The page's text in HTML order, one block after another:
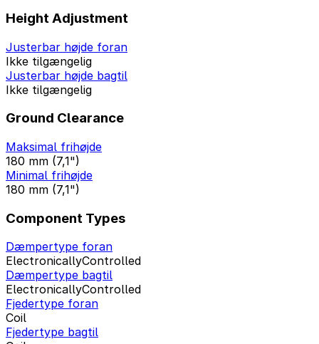
Height Adjustment
Justerbar højde foran
Ikke tilgængelig
Justerbar højde bagtil
Ikke tilgængelig
Ground Clearance
Maksimal frihøjde
180 mm (7,1")
Minimal frihøjde
180 mm (7,1")
Component Types
Dæmpertype foran
ElectronicallyControlled
Dæmpertype bagtil
ElectronicallyControlled
Fjedertype foran
Coil
Fjedertype bagtil